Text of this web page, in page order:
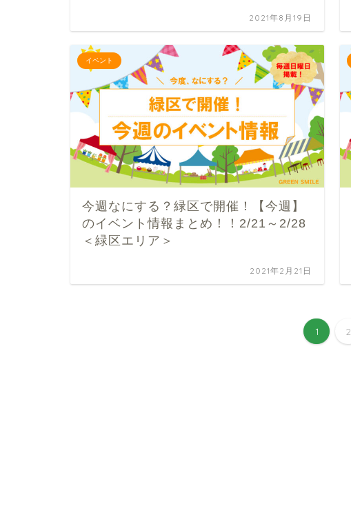
2021年8月19日
イベント
今週なにする？緑区で開催！【今週】
のイベント情報まとめ！！2/21～2/28
＜緑区エリア＞
2021年2月21日
1 2